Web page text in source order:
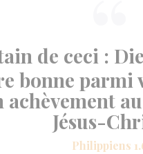
de ceci :
bonne parmi
achèvement
Jésus-
Philippiens